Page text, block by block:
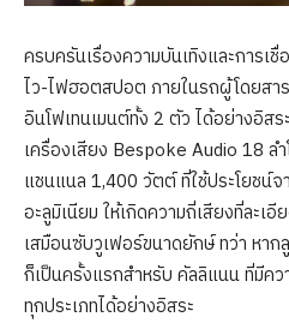
ครบครันเรื่องความบันเทิงและการเ
ไว-ไฟฮอตสปอต ภายในรถผู้โดยสา
อินโฟเทนเมนต์ทั้ง 2 ตัว ได้อย่างอิส
เครื่องเสียง Bespoke Audio 18
แชนแนล 1,400 วัตต์ ที่ใช้ประโยชน์จ
อะลูมิเนียม ให้เกิดความถี่เสียงที่ละเ
เสมือนซับวูเฟอร์ขนาดยักษ์ ทว่า หา
ก็เป็นครั้งแรกสำหรับ คัลลิแนน ที่มีคว
ทุกประเภทได้อย่างอิสระ